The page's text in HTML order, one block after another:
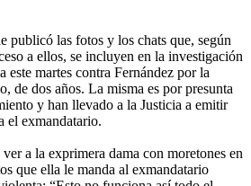
publicó las fotos y los chats que, según
a ellos, se incluyen en la investigación
este martes contra Fernández por la
de dos años. La misma es por presunta
y han llevado a la Justicia a emitir
el exmandatario.
a la exprimera dama con moretones en
que ella le manda al exmandatario